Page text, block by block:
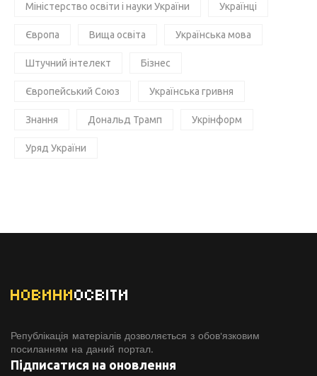
Міністерство освіти і науки України Українці
Європа Вища освіта Українська мова
Штучний інтелект Бізнес
Європейський Союз Українська гривня
Знання Дональд Трамп Укрінформ
Уряд України
НОВИНИОСВІТИ
Републікація матеріалів дозволяється з обов'язковим
посиланням на даний портал.
Підписатися на оновлення